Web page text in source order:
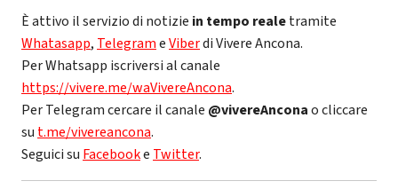
È attivo il servizio di notizie in tempo realetramite
Whatasapp, TelegrameViberdi Vivere Ancona.
Per Whatsapp iscriversi al canale
https://vivere.me/waVivereAncona.
Per Telegram cercare il canale @vivereAnconao cliccare
su t.me/vivereancona.
Seguici su Facebooke Twitter.